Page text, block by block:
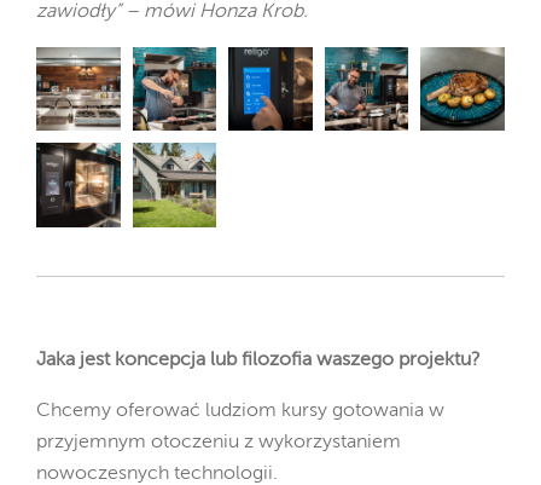
zawiodły” – mówi Honza Krob.
Jaka jest koncepcja lub filozofia waszego projektu?
Chcemy oferować ludziom kursy gotowania w
przyjemnym otoczeniu z wykorzystaniem
nowoczesnych technologii.